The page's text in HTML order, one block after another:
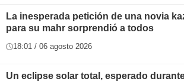
La inesperada petición de una novia
para su mahr sorprendió a todos
18:01 / 06 agosto 2026
Un eclipse solar total, esperado